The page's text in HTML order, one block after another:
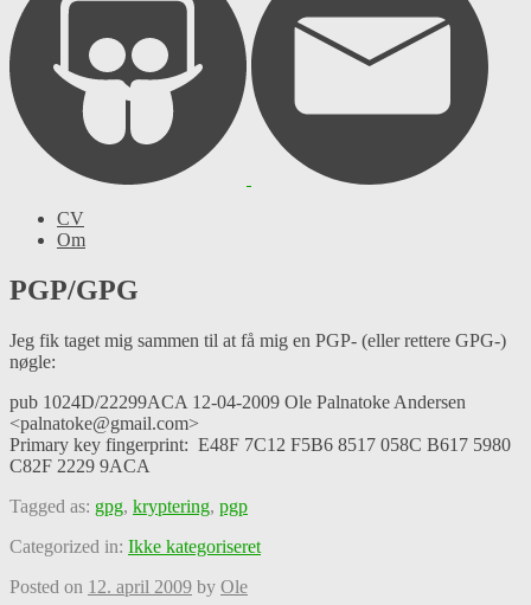
CV
Om
PGP/GPG
Jeg fik taget mig sammen til at få mig en PGP- (eller rettere GPG-)
nøgle:
pub 1024D/22299ACA 12-04-2009 Ole Palnatoke Andersen
<palnatoke@gmail.com>
Primary key fingerprint: E48F 7C12 F5B6 8517 058C B617 5980
C82F 2229 9ACA
Tagged as: gpg, kryptering, pgp
Categorized in: Ikke kategoriseret
Posted on 12. april 2009 by Ole